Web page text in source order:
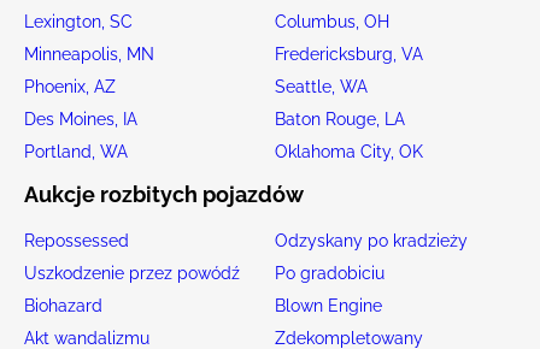
Lexington, SC
Columbus, OH
Minneapolis, MN
Fredericksburg, VA
Phoenix, AZ
Seattle, WA
Des Moines, IA
Baton Rouge, LA
Portland, WA
Oklahoma City, OK
Aukcje rozbitych pojazdów
Repossessed
Odzyskany po kradzieży
Uszkodzenie przez powódź
Po gradobiciu
Biohazard
Blown Engine
Akt wandalizmu
Zdekompletowany